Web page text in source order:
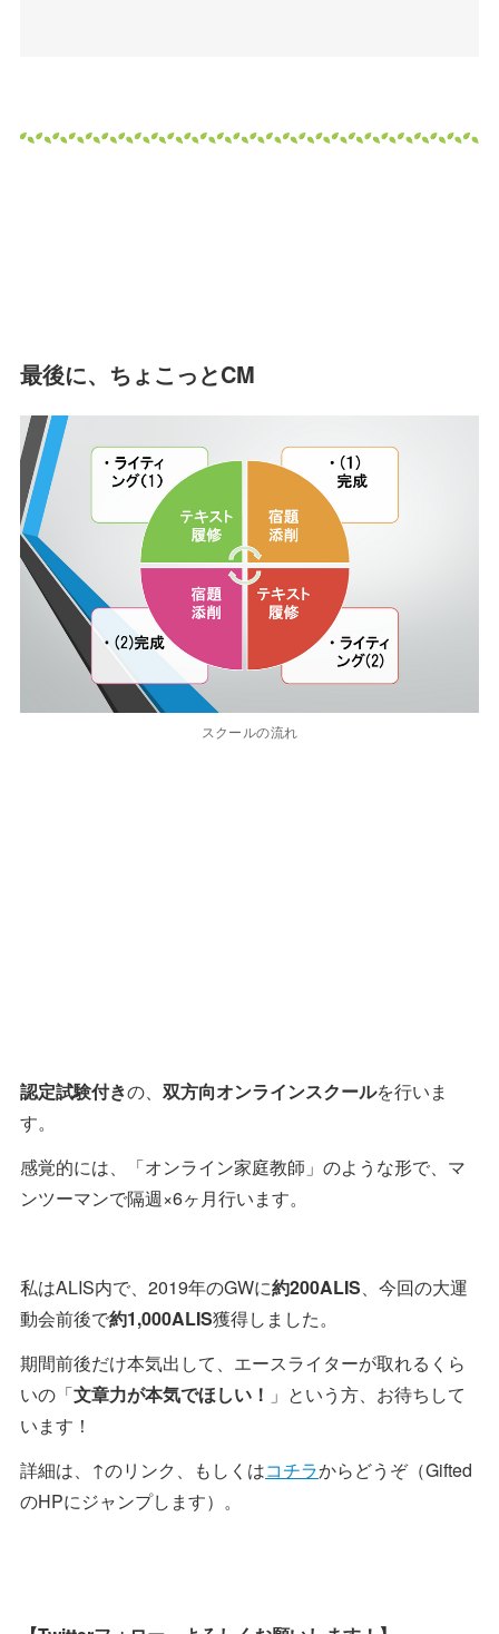
最後に、ちょこっとCM
スクールの流れ
認定試験付きの、 双方向オンラインスクールを行いま
す。
感覚的には、「オンライン家庭教師」のような形で、マ
ンツーマンで隔週×6ヶ月行います。
私はALIS内で、2019年のGWに約200ALIS、今回の大運
動会前後で約1,000ALIS獲得しました。
期間前後だけ本気出して、エースライターが取れるくら
いの「文章力が本気でほしい！ 」という方、お待ちして
います！
詳細は、↑のリンク、もしくはコチラからどうぞ（Gifted
のHPにジャンプします）。